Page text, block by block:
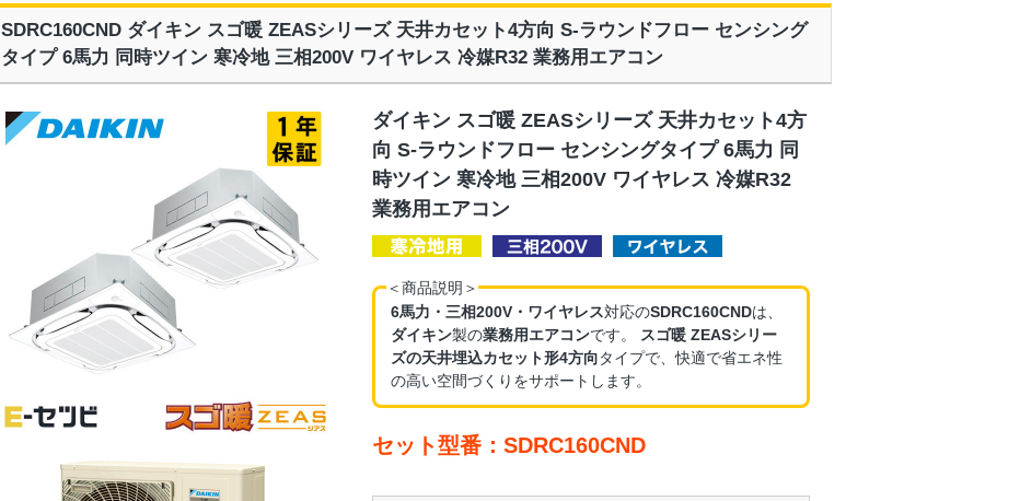
SDRC160CND ダイキン スゴ暖 ZEASシリーズ 天井カセット4方向 S-ラウンドフロー センシング
タイプ 6馬力 同時ツイン 寒冷地 三相200V ワイヤレス 冷媒R32 業務用エアコン
ダイキン スゴ暖 ZEASシリーズ 天井カセット4方
向 S-ラウンドフロー センシングタイプ 6馬力 同
時ツイン 寒冷地 三相200V ワイヤレス 冷媒R32
業務用エアコン
＜商品説明＞
6馬力・三相200V・ワイヤレス対応のSDRC160CNDは、
ダイキン製の業務用エアコンです。
スゴ暖 ZEASシリー
ズの天井埋込カセット形4方向タイプで、快適で省エネ性
の高い空間づくりをサポートします。
セット型番：SDRC160CND